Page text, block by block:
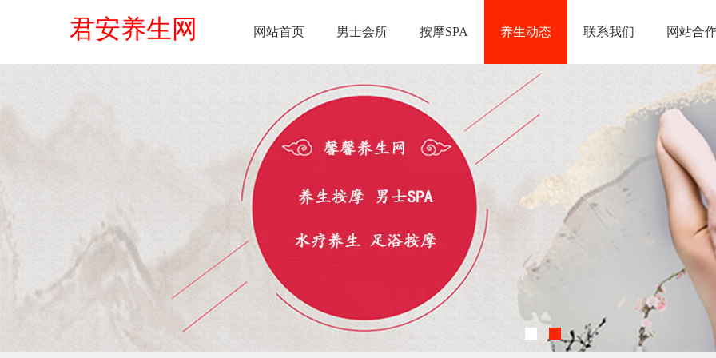
君安养生网 网站首页 男士会所 按摩SPA 养生动态 联系我们 网站合